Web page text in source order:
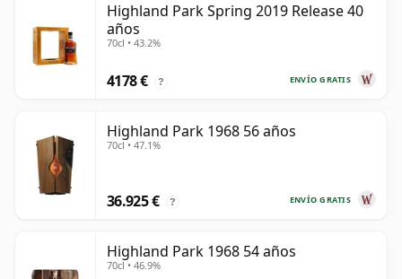
Highland Park Spring 2019 Release 40
años
70cl • 43.2%
ENVÍO GRATIS
4178 € ?
Highland Park 1968 56 años
70cl • 47.1%
ENVÍO GRATIS
36.925 € ?
Highland Park 1968 54 años
70cl • 46.9%